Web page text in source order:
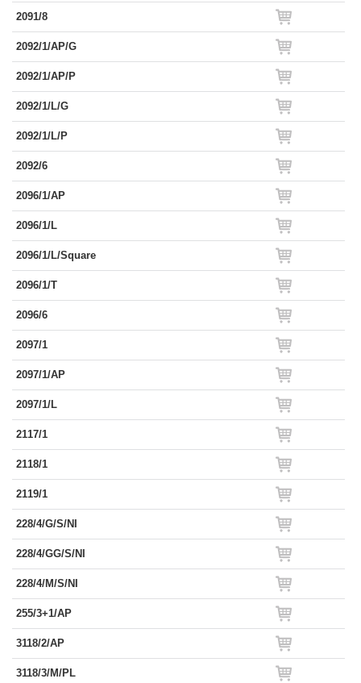
2091/8
2092/1/AP/G
2092/1/AP/P
2092/1/L/G
2092/1/L/P
2092/6
2096/1/AP
2096/1/L
2096/1/L/Square
2096/1/T
2096/6
2097/1
2097/1/AP
2097/1/L
2117/1
2118/1
2119/1
228/4/G/S/NI
228/4/GG/S/NI
228/4/M/S/NI
255/3+1/AP
3118/2/AP
3118/3/M/PL